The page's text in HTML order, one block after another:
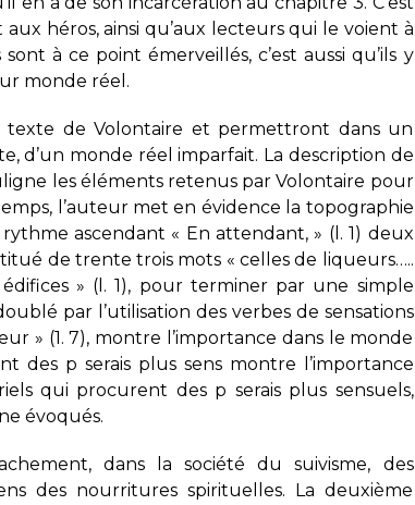
héros, ainsi qu’aux lecteurs qui le voient à
à ce point émerveillés, c’est aussi qu’ils y
monde réel.
texte de Volontaire et permettront dans un
d’un monde réel imparfait. La description de
les éléments retenus par Volontaire pour
l’auteur met en évidence la topographie
ascendant « En attendant, » (l. 1) deux
de trente trois mots « celles de liqueurs…..
» (l. 1), pour terminer par une simple
par l’utilisation des verbes de sensations
» (1. 7), montre l’importance dans le monde
des p serais plus sens montre l’importance
qui procurent des p serais plus sensuels,
évoqués.
dans la société du suivisme, des
des nourritures spirituelles. La deuxième